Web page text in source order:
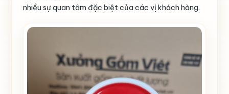
nhiều sự quan tâm đặc biệt của các vị khách hàng.